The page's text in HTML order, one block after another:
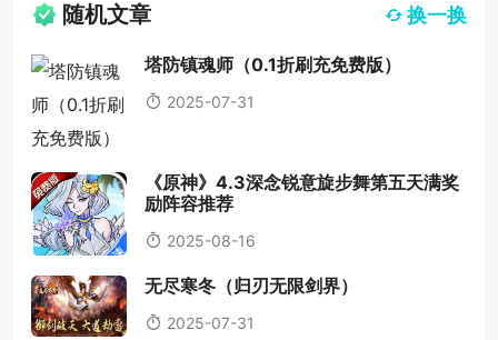
随机文章 换一换
塔防镇魂师（0.1折刷充免费版）
2025-07-31
《原神》4.3深念锐意旋步舞第五天满奖
励阵容推荐
2025-08-16
无尽寒冬（归刃无限剑界）
2025-07-31